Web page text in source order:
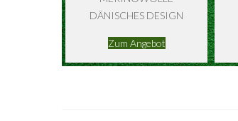
DÄNISCHES DESIGN
Zum Angebot